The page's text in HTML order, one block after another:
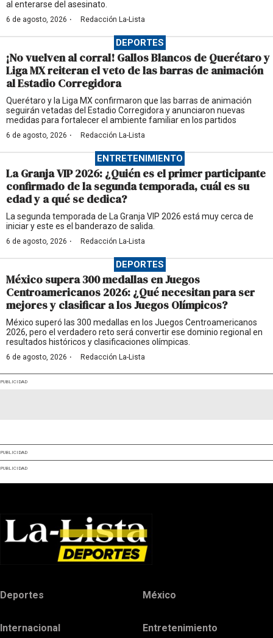
al enterarse del asesinato.
6 de agosto, 2026 · Redacción La-Lista
DEPORTES
¡No vuelven al corral! Gallos Blancos de Querétaro y
Liga MX reiteran el veto de las barras de animación
al Estadio Corregidora
Querétaro y la Liga MX confirmaron que las barras de animación
seguirán vetadas del Estadio Corregidora y anunciaron nuevas
medidas para fortalecer el ambiente familiar en los partidos
6 de agosto, 2026 · Redacción La-Lista
ENTRETENIMIENTO
La Granja VIP 2026: ¿Quién es el primer participante
confirmado de la segunda temporada, cuál es su
edad y a qué se dedica?
La segunda temporada de La Granja VIP 2026 está muy cerca de
iniciar y este es el banderazo de salida.
6 de agosto, 2026 · Redacción La-Lista
DEPORTES
México supera 300 medallas en Juegos
Centroamericanos 2026: ¿Qué necesitan para ser
mejores y clasificar a los Juegos Olímpicos?
México superó las 300 medallas en los Juegos Centroamericanos
2026, pero el verdadero reto será convertir ese dominio regional en
resultados históricos y clasificaciones olímpicas.
6 de agosto, 2026 · Redacción La-Lista
PUBLICIDAD
PUBLICIDAD
PUBLICIDAD
Deportes México
Internacional Entretenimiento